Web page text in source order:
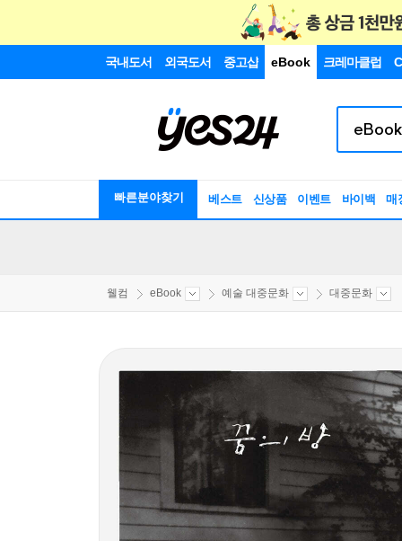
국내도서 외국도서 중고샵 eBook 크레마클럽
빠른분야찾기 베스트 신상품 이벤트 바이백 매
웰컴 eBook 예술 대중문화 대중문화